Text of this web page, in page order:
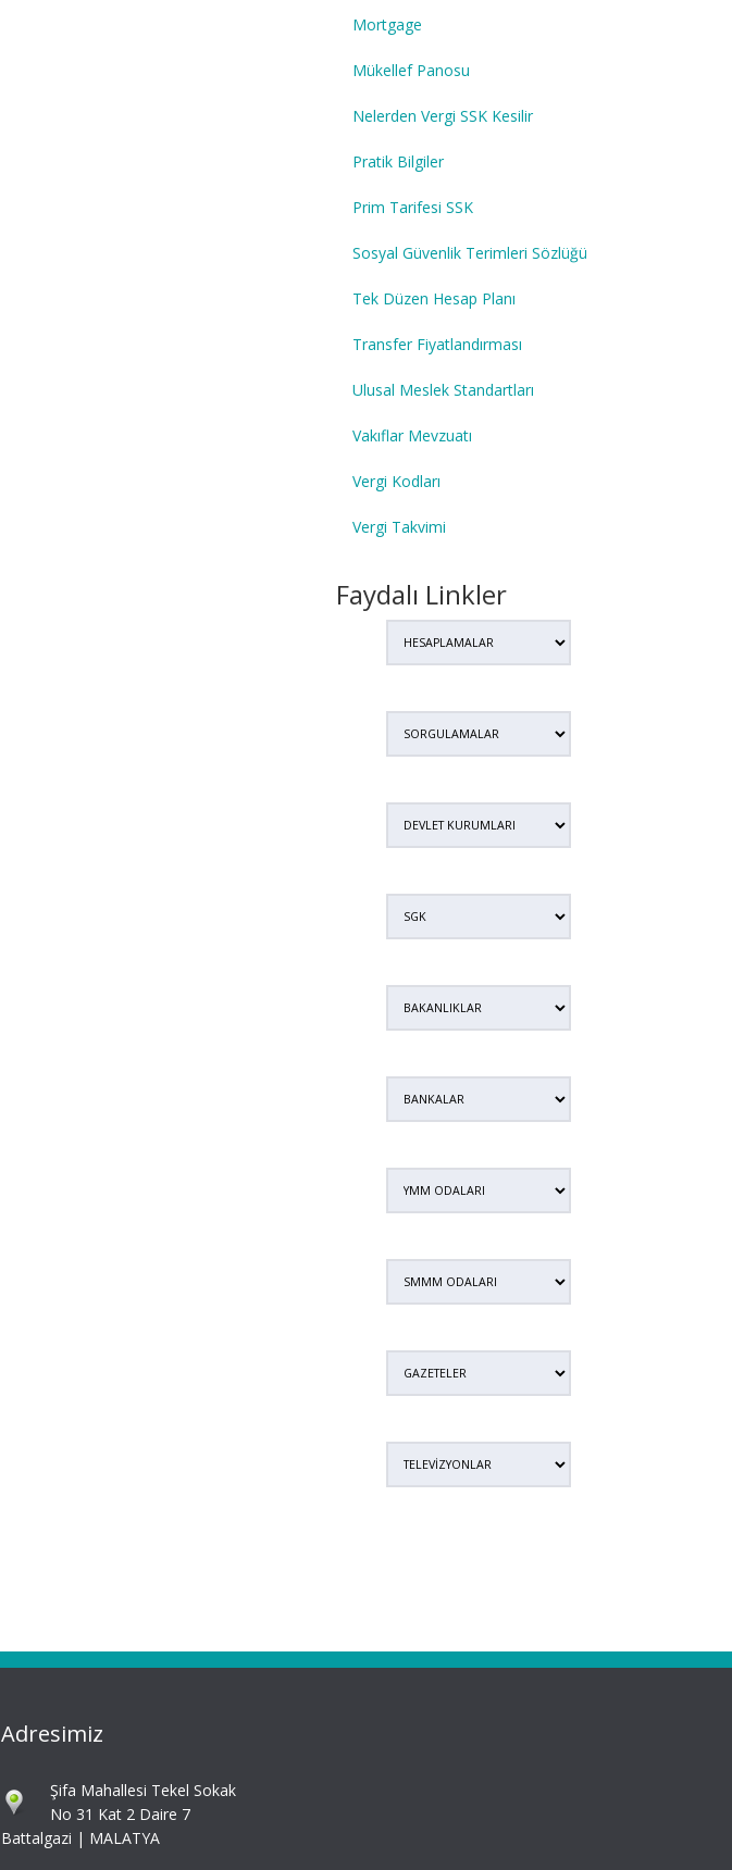
Mortgage
Mükellef Panosu
Nelerden Vergi SSK Kesilir
Pratik Bilgiler
Prim Tarifesi SSK
Sosyal Güvenlik Terimleri Sözlüğü
Tek Düzen Hesap Planı
Transfer Fiyatlandırması
Ulusal Meslek Standartları
Vakıflar Mevzuatı
Vergi Kodları
Vergi Takvimi
Faydalı Linkler
Adresimiz
Şifa Mahallesi Tekel Sokak
No 31 Kat 2 Daire 7
Battalgazi | MALATYA